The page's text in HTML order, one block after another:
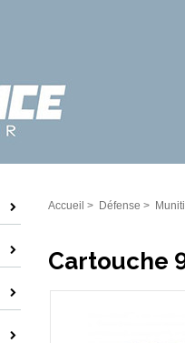
Accueil > Défense >
Cartouche